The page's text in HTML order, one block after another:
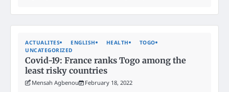
ACTUALITES ENGLISH HEALTH
TOGO
UNCATEGORIZED
Covid-19: France ranks Togo among the
least risky countries
Mensah Agbenou February 18, 2022